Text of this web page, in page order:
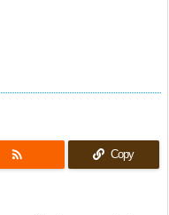
 Copy